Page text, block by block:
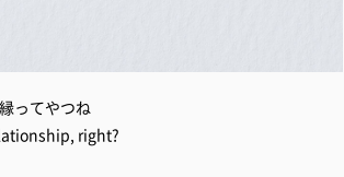
ってやつね
right?